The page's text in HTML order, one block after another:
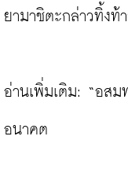
ยามาชิตะกล่าวทิ้งท้
อ่านเพิ่มเติม: “อสม
อนาคต